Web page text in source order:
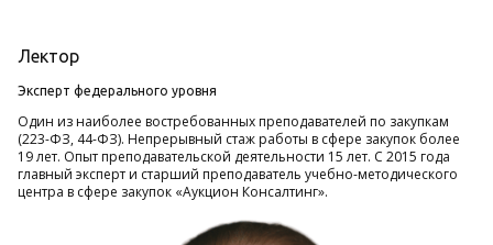
Лектор
Эксперт федерального уровня
Один из наиболее востребованных преподавателей по закупкам
(223-ФЗ, 44-ФЗ). Непрерывный стаж работы в сфере закупок более
19 лет. Опыт преподавательской деятельности 15 лет. С 2015 года
главный эксперт и старший преподаватель учебно-методического
центра в сфере закупок «Аукцион Консалтинг».